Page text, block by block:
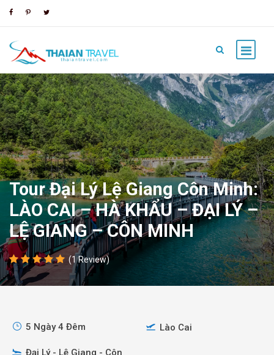
Tour Đại Lý Lệ Giang Côn Minh:
LÀO CAI – HÀ KHẨU – ĐẠI LÝ –
LỆ GIANG – CÔN MINH
(1 Review)
5 Ngày 4 Đêm Lào Cai
Đại Lý - Lệ Giang - Côn